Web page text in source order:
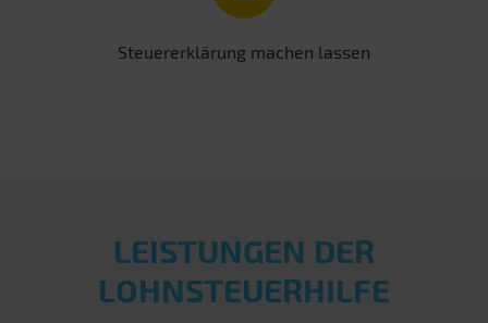
Steuererklärung machen lassen
LEISTUNGEN DER
LOHNSTEUERHILFE